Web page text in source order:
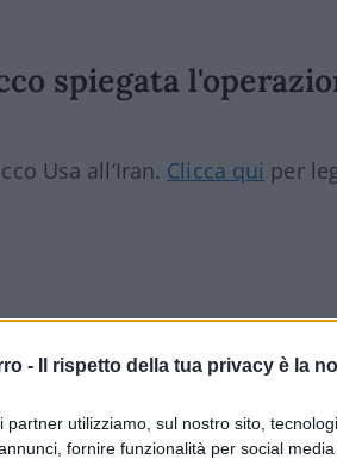
- Il rispetto della tua privacy è la
partner utilizziamo, sul nostro sito,
fornire funzionalità per social
spiegata
Usa all’Iran. Clicca qui per
on the ground'”, ha detto
nostra intelligence ci hanno